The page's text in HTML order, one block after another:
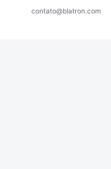
contato@blatron.com